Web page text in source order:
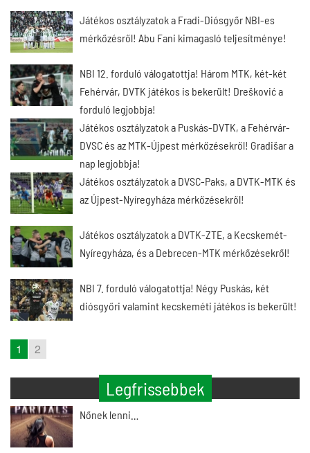
Játékos osztályzatok a Fradi-Diósgyőr NBI-es
mérkőzésről! Abu Fani kimagasló teljesítménye!
NBI 12. forduló válogatottja! Három MTK, két-két
Fehérvár, DVTK játékos is bekerült! Drešković a
forduló legjobbja!
Játékos osztályzatok a Puskás-DVTK, a Fehérvár-
DVSC és az MTK-Újpest mérkőzésekről! Gradišar a
nap legjobbja!
Játékos osztályzatok a DVSC-Paks, a DVTK-MTK és
az Újpest-Nyíregyháza mérkőzésekről!
Játékos osztályzatok a DVTK-ZTE, a Kecskemét-
Nyíregyháza, és a Debrecen-MTK mérkőzésekről!
NBI 7. forduló válogatottja! Négy Puskás, két
diósgyőri valamint kecskeméti játékos is bekerült!
1 2
Legfrissebbek
Nőnek lenni…